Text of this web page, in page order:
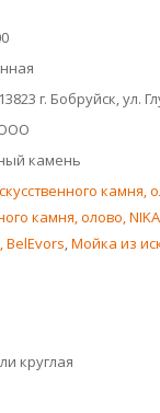
г. Бобруйск, ул.
камень
камня,
камня, олово,
BelEvors,Мойка из
круглая